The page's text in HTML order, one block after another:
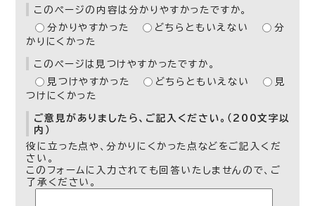
このページの内容は分かりやすかったですか。
分かりやすかった
どちらともいえない
分
かりにくかった
このページは見つけやすかったですか。
見つけやすかった
どちらともいえない
見
つけにくかった
ご意見がありましたら、ご記入ください。（200文字以
内）
役に立った点や、分かりにくかった点などをご記入くだ
さい。
このフォームに入力されても回答いたしませんので、ご
了承ください。